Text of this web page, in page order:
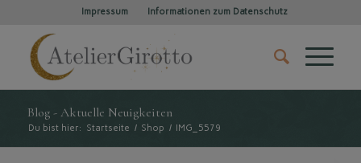
Impressum Informationen zum Datenschutz
Blog - Aktuelle Neuigkeiten
Du bist hier: Startseite / Shop / IMG_5579